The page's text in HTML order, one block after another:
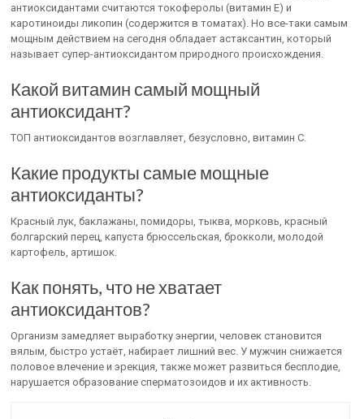
антиоксидантами считаются токоферолы (витамин Е) и
каротиноиды ликопин (содержится в томатах). Но все-таки самым
мощным действием на сегодня обладает астаксантин, который
называет супер-антиоксидантом природного происхождения.
Какой витамин самый мощный
антиоксидант?
ТОП антиоксидантов возглавляет, безусловно, витамин С.
Какие продукты самые мощные
антиоксиданты?
Красный лук, баклажаны, помидоры, тыква, морковь, красный
болгарский перец, капуста брюссельская, брокколи, молодой
картофель, артишок.
Как понять, что не хватает
антиоксидантов?
Организм замедляет выработку энергии, человек становится
вялым, быстро устаёт, набирает лишний вес. У мужчин снижается
половое влечение и эрекция, также может развиться бесплодие,
нарушается образование сперматозоидов и их активность.